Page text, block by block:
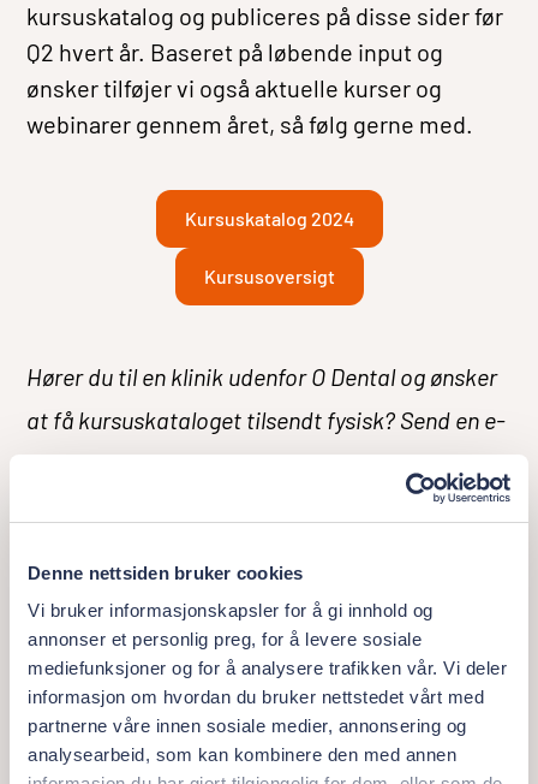
Denne nettsiden bruker cookies
Vi bruker informasjonskapsler for å gi innhold og
annonser et personlig preg, for å levere sosiale
mediefunksjoner og for å analysere trafikken vår. Vi deler
informasjon om hvordan du bruker nettstedet vårt med
partnerne våre innen sosiale medier, annonsering og
analysearbeid, som kan kombinere den med annen
kursuskatalog og publiceres på disse sider før
Q2 hvert år. Baseret på løbende input og
ønsker tilføjer vi også aktuelle kurser og
webinarer gennem året, så følg gerne med.
Kursuskatalog 2024
Kursusoversigt
Hører du til en klinik udenfor O Dental og ønsker
at få kursuskataloget tilsendt fysisk? Send en e-
mail tilacademy@orisdental.no.